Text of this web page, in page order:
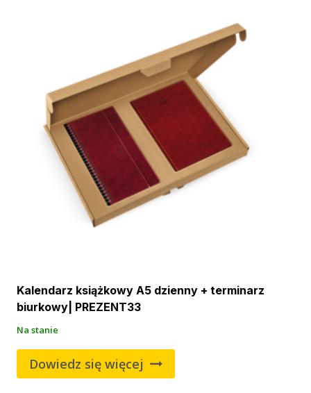
Kalendarz książkowy A5 dzienny + terminarz
biurkowy| PREZENT33
Na stanie
Dowiedz się więcej